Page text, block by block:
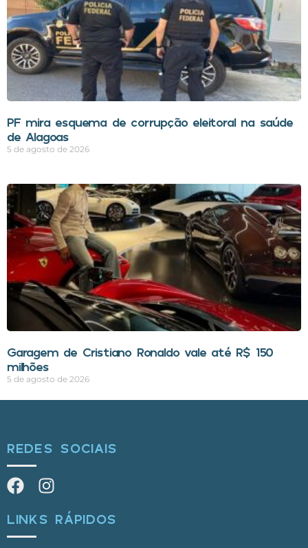
PF mira esquema de corrupção eleitoral na saúde
de Alagoas
5 de agosto de 2026
Garagem de Cristiano Ronaldo vale até R$ 150
milhões
5 de agosto de 2026
REDES SOCIAIS
LINKS RÁPIDOS